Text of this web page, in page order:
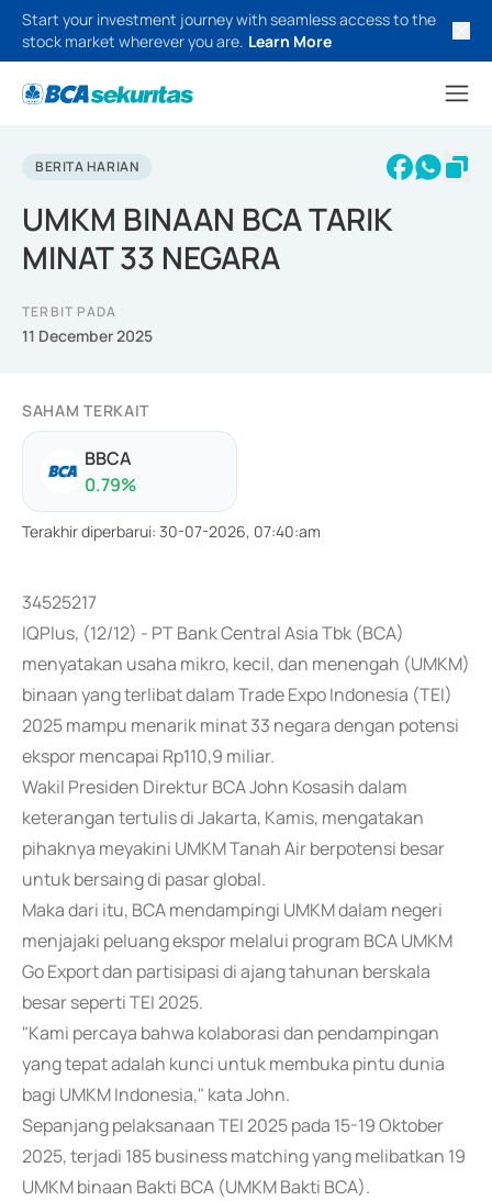
Start your investment journey with seamless access to the
stock market wherever you are. Learn More
BERITA HARIAN
UMKM BINAAN BCA TARIK
MINAT 33 NEGARA
TERBIT PADA
11 December 2025
SAHAM TERKAIT
BBCA
0.79%
Terakhir diperbarui: 30-07-2026, 07:40:am
34525217
IQPlus, (12/12) - PT Bank Central Asia Tbk (BCA)
menyatakan usaha mikro, kecil, dan menengah (UMKM)
binaan yang terlibat dalam Trade Expo Indonesia (TEI)
2025 mampu menarik minat 33 negara dengan potensi
ekspor mencapai Rp110,9 miliar.
Wakil Presiden Direktur BCA John Kosasih dalam
keterangan tertulis di Jakarta, Kamis, mengatakan
pihaknya meyakini UMKM Tanah Air berpotensi besar
untuk bersaing di pasar global.
Maka dari itu, BCA mendampingi UMKM dalam negeri
menjajaki peluang ekspor melalui program BCA UMKM
Go Export dan partisipasi di ajang tahunan berskala
besar seperti TEI 2025.
"Kami percaya bahwa kolaborasi dan pendampingan
yang tepat adalah kunci untuk membuka pintu dunia
bagi UMKM Indonesia," kata John.
Sepanjang pelaksanaan TEI 2025 pada 15-19 Oktober
2025, terjadi 185 business matching yang melibatkan 19
UMKM binaan Bakti BCA (UMKM Bakti BCA).